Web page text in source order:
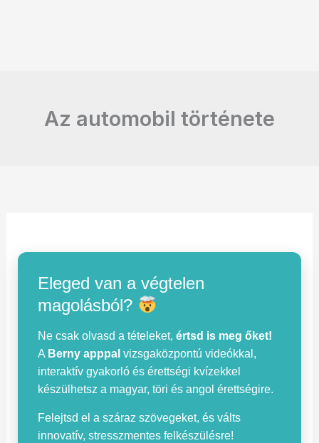
Az automobil története
Eleged van a végtelen
magolásból?
Ne csak olvasd a tételeket,értsd is meg őket!
A Berny apppal vizsgaközpontú videókkal,
interaktív gyakorló és érettségi kvízekkel
készülhetsz a magyar, töri és angol érettségire.
Felejtsd el a száraz szövegeket, és válts
innovatív, stresszmentes felkészülésre!